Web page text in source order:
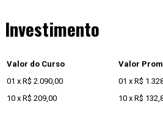
Investimento
Valor do Curso Valor
01 x R$ 2.090,00
01 x R$
10 x R$ 209,00
10 x R$